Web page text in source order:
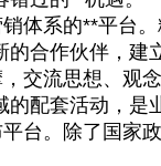
体系的**平台
合作伙伴，建
流思想、观
配套活动，是
。除了国家